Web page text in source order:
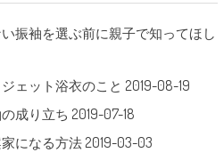
振袖を選ぶ前に親子で知ってほし
ェット浴衣のこと 2019-08-19
成り立ち 2019-07-18
になる方法 2019-03-03